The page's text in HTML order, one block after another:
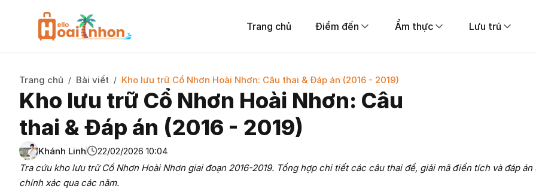
Trang chủ Điểm đến Ẩm thực Lưu trú
Trang chủ / Bài viết / Kho lưu trữ Cổ Nhơn Hoài Nhơn: Câu thai & Đáp án (2016 - 2019)
Kho lưu trữ Cổ Nhơn Hoài Nhơn: Câu
thai & Đáp án (2016 - 2019)
Khánh Linh
22/02/2026 10:04
Tra cứu kho lưu trữ Cổ Nhơn Hoài Nhơn giai đoạn 2016-2019. Tổng hợp chi tiết các câu thai đề, giải mã điển tích và đáp án
chính xác qua các năm.